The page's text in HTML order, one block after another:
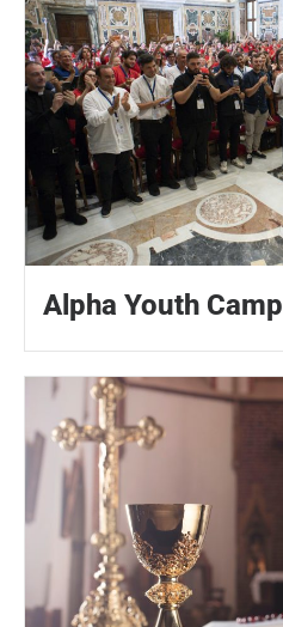
Alpha Youth Camp